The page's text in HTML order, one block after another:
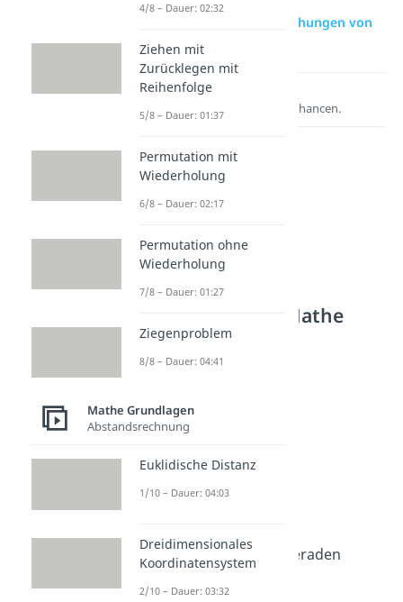
zur Videoseite: Lagebeziehungen von
Geraden
Lernen lohnt sich!
Entdecke hier deine Chancen.
Weitere Inhalte: Mathe
Grundlagen
Abstandsrechnung
Dauer: 04:03
Dreidimensionales
Dauer: 03:32
Dauer: 04:19
Lagebeziehungen von Geraden
Dauer: 04:40
Abstand Gerade Gerade
4/8 – Dauer: 02:32
Ziehen mit
Zurücklegen mit
Reihenfolge
5/8 – Dauer: 01:37
Permutation mit
Wiederholung
6/8 – Dauer: 02:17
Permutation ohne
Wiederholung
7/8 – Dauer: 01:27
Ziegenproblem
8/8 – Dauer: 04:41
Mathe Grundlagen
Abstandsrechnung
Euklidische Distanz
1/10 – Dauer: 04:03
Dreidimensionales
Koordinatensystem
2/10 – Dauer: 03:32